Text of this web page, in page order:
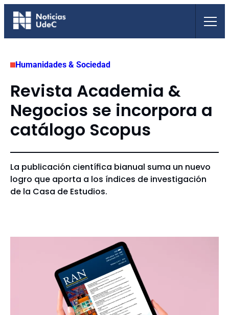
Saltar
Humanidades & Sociedad
Revista Academia &
Negocios se incorpora a
catálogo Scopus
La publicación científica bianual suma un nuevo
logro que aporta a los índices de investigación
de la Casa de Estudios.